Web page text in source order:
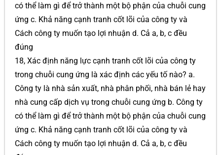
có thể làm gì để trở thành một bộ phận của chuỗi cung
ứng c. Khả năng cạnh tranh cốt lõi của công ty và
Cách công ty muốn tạo lợi nhuận d. Cả a, b, c đều
đúng
18, Xác định năng lực cạnh tranh cốt lõi của công ty
trong chuỗi cung ứng là xác định các yếu tố nào? a.
Công ty là nhà sản xuất, nhà phân phối, nhà bán lẻ hay
nhà cung cấp dịch vụ trong chuỗi cung ứng b. Công ty
có thể làm gì để trở thành một bộ phận của chuỗi cung
ứng c. Khả năng cạnh tranh cốt lõi của công ty và
Cách công ty muốn tạo lợi nhuận d. Cả a, b, c đều